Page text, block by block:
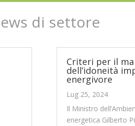
di settore
Criteri per il
dell’idoneità
energivore
Lug 25, 2024
Il Ministro
energetica Gilberto